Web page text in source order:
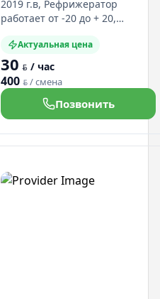
2019 г.в, Рефрижератор
работает от -20 до + 20,
контроль. Большой грузовой
отсек.
Актуальная цена
30 BYN / час
400 BYN / смена
Позвонить